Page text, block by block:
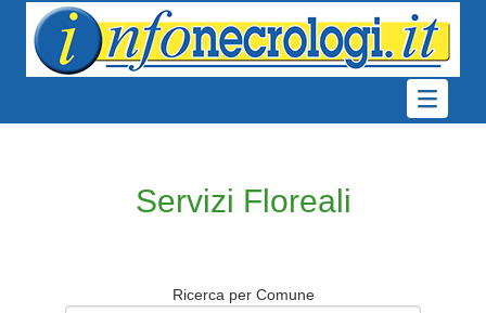
Servizi Floreali
Ricerca per Comune